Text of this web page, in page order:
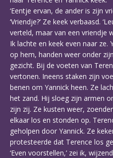
‘Eentje ervan, de ander is zijn
‘Vriendje?’ Ze keek verbaasd.
verteld, maar van een vriendje
Ik lachte en keek even naar ze.
op hem, handen weer onder
gezicht. Bij de voeten van
vertonen. Ineens staken zijn
benen om Yannick heen. Ze
het zand. Hij sloeg zijn armen
zijn zij. Ze kusten weer,
elkaar los en stonden op.
geholpen door Yannick. Ze
protesteerde dat Terence los
‘Even voorstellen,’ zei ik,